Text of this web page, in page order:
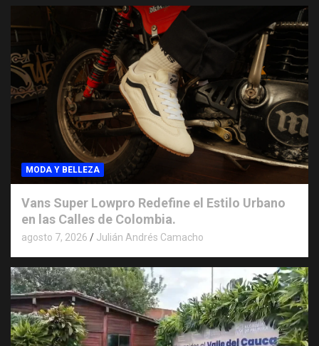
MODA Y BELLEZA
Vans Super Lowpro Redefine el Estilo Urbano
en las Calles de Colombia.
agosto 7, 2026 Julián Andrés Camacho